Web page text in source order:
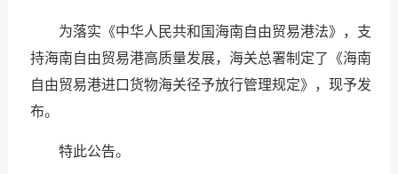
为落实《中华人民共和国海南自由贸易港法》，支
持海南自由贸易港高质量发展，海关总署制定了《海南
自由贸易港进口货物海关径予放行管理规定》，现予发
布。
特此公告。